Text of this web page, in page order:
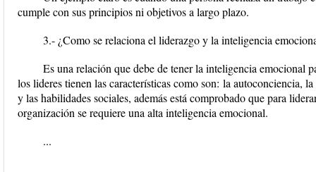
cumple con sus principios ni objetivos a largo plazo.
3.- ¿Como se relaciona el liderazgo y la inteligencia
Es una relación que debe de tener la inteligencia emocional
los lideres tienen las características como son: la autoconciencia,
y las habilidades sociales, además está comprobado que para
organización se requiere una alta inteligencia emocional.
...